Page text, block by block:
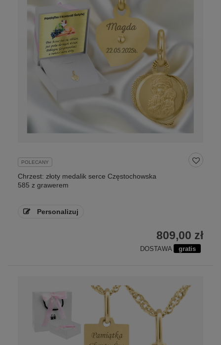
POLECANY
Chrzest: złoty medalik serce Częstochowska
585 z grawerem
Personalizuj
809,00 zł
DOSTAWA gratis